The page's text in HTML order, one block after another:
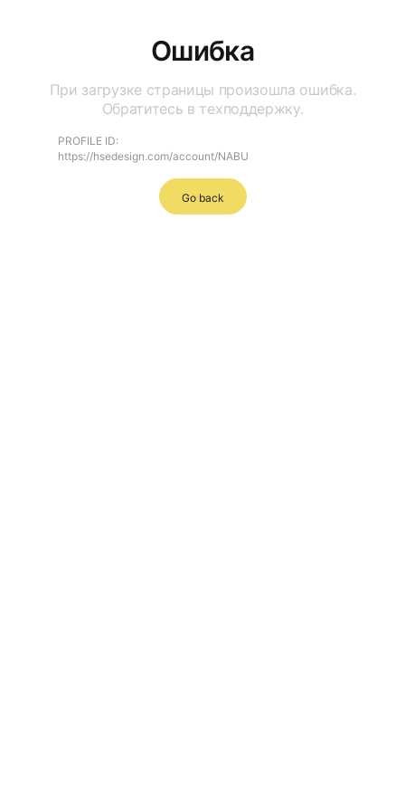
Ошибка
При загрузке страницы произошла ошибка.
Обратитесь в техподдержку.
PROFILE ID:
https://hsedesign.com/account/NABU
Go back